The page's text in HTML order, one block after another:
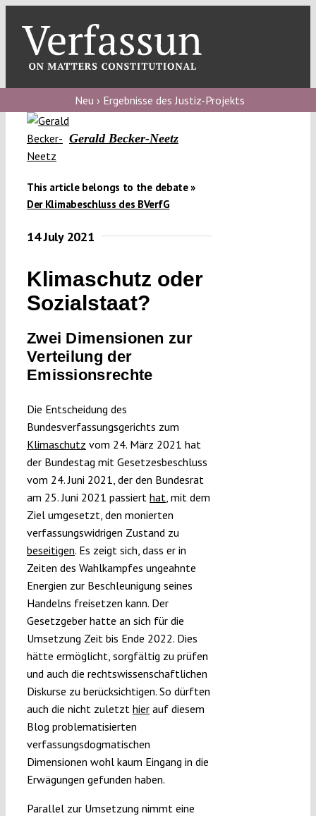
content
blog
Verfassungs
debate
About
Submissions
Projects
Neu › Ergebnisse des Justiz-Projekts
Gerald Becker-Neetz
This article belongs to the debate »
Der Klimabeschluss des BVerfG
14 July 2021
Klimaschutz oder
Sozialstaat?
Zwei Dimensionen zur
Verteilung der
Emissionsrechte
Die Entscheidung des
Bundesverfassungsgerichts zum
Klimaschutz vom 24. März 2021 hat
der Bundestag mit Gesetzesbeschluss
vom 24. Juni 2021, der den Bundesrat
am 25. Juni 2021 passiert hat , mit dem
Ziel umgesetzt, den monierten
verfassungswidrigen Zustand zu
beseitigen. Es zeigt sich, dass er in
Zeiten des Wahlkampfes ungeahnte
Energien zur Beschleunigung seines
Handelns freisetzen kann. Der
Gesetzgeber hatte an sich für die
Umsetzung Zeit bis Ende 2022. Dies
hätte ermöglicht, sorgfältig zu prüfen
und auch die rechtswissenschaftlichen
Diskurse zu berücksichtigen. So dürften
auch die nicht zuletzt hierauf diesem
Blog problematisierten
verfassungsdogmatischen
Dimensionen wohl kaum Eingang in die
Erwägungen gefunden haben.
Parallel zur Umsetzung nimmt eine